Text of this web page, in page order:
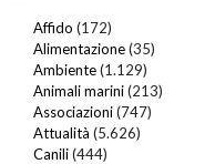
Affido (172)
Alimentazione(35)
Ambiente(1.129)
Animali marini(213)
Associazioni(747)
Attualità (5.626)
Canili(444)